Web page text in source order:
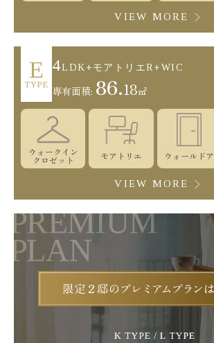
VIEW MORE
E
TYPE
4LDK+モアトリエR+WIC
専有面積: 86.18㎡
ウォークイン
クロゼット モアトリエ ウォールドア
VIEW MORE